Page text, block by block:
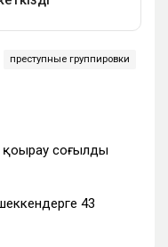
преступные группировки
қоңырау соғылды
43